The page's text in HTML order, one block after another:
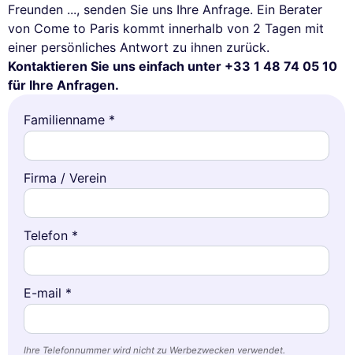
Freunden ..., senden Sie uns Ihre Anfrage. Ein Berater
von Come to Paris kommt innerhalb von 2 Tagen mit
einer persönliches Antwort zu ihnen zurück.
Kontaktieren Sie uns einfach unter +33 1 48 74 05 10
für Ihre Anfragen.
Familienname *
Firma / Verein
Telefon *
E-mail *
Ihre Telefonnummer wird nicht zu Werbezwecken verwendet.